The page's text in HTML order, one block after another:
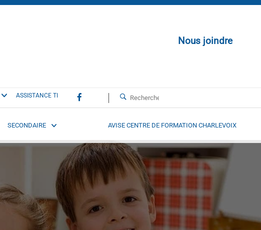
Nous joindre
ASSISTANCE TI
SECONDAIRE AVISE CENTRE DE FORMATION CHARLEVOIX